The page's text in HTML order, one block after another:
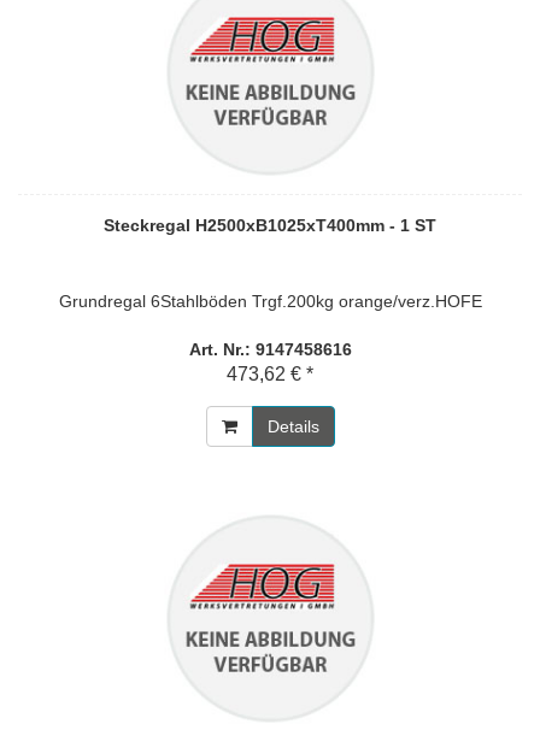
Steckregal H2500xB1025xT400mm - 1 ST
Grundregal 6Stahlböden Trgf.200kg orange/verz.HOFE
Art. Nr.: 9147458616
473,62 € *
Details